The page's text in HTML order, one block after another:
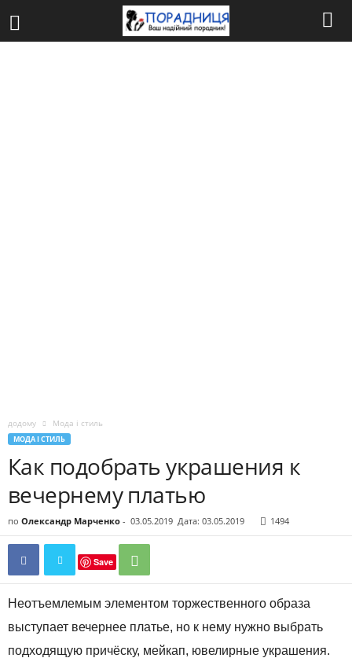
додому Мода і стиль
МОДА І СТИЛЬ
Как подобрать украшения к
вечернему платью
по Олександр Марченко - 03.05.2019 Дата: 03.05.2019 1494
Save
Неотъемлемым элементом торжественного образа
выступает вечернее платье, но к нему нужно выбрать
подходящую причёску, мейкап, ювелирные украшения.